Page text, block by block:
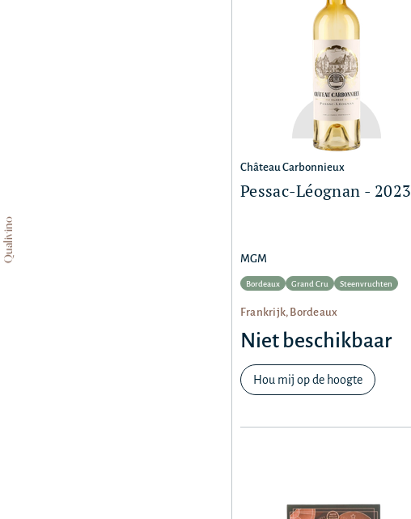
Qualivino
Château Carbonnieux
Pessac-Léognan - 2023
MGM
Bordeaux Grand Cru Steenvruchten
Frankrijk, Bordeaux
Niet beschikbaar
Hou mij op de hoogte